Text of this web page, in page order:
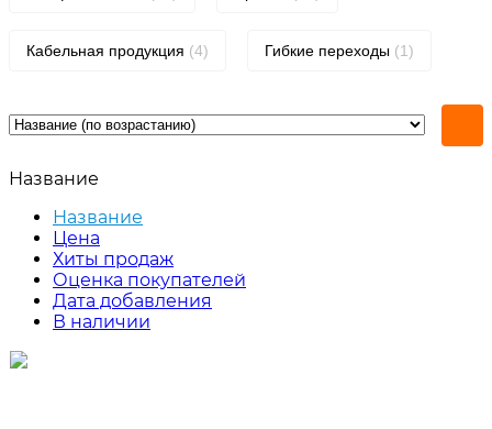
Кабельная продукция (4) Гибкие переходы (1)
Название
Название
Цена
Хиты продаж
Оценка покупателей
Дата добавления
В наличии